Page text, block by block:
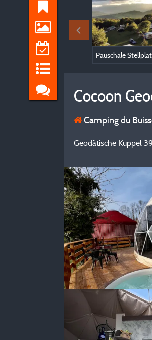
Cocoon
Camping du
Geodätische Kuppel